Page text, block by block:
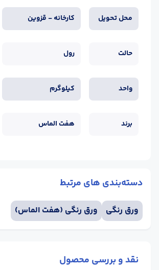
محل تحویل کارخانه - قزوین
حالت رول
واحد کیلوگرم
برند هفت الماس
دسته‌بندی های مرتبط
ورق رنگی ورق رنگی (هفت الماس)
نقد و بررسی محصول